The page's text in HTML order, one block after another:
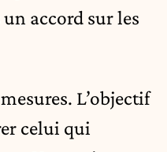
accord sur les
L’objectif
celui qui